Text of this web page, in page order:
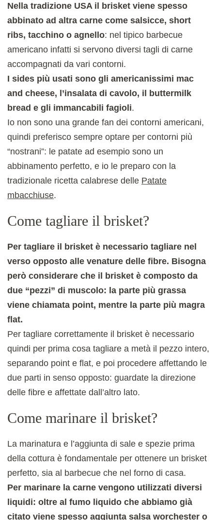
Nella tradizione USA il brisket viene spesso
abbinato ad altra carne come salsicce, short
ribs, tacchino o agnello: nel tipico barbecue
americano infatti si servono diversi tagli di carne
accompagnati da vari contorni.
I sides più usati sono gli americanissimi mac
and cheese, l’insalata di cavolo, il buttermilk
bread e gli immancabili fagioli.
Io non sono una grande fan dei contorni americani,
quindi preferisco sempre optare per contorni più
“nostrani”: le patate ad esempio sono un
abbinamento perfetto, e io le preparo con la
tradizionale ricetta calabrese delle Patate
mbacchiuse.
Come tagliare il brisket?
Per tagliare il brisket è necessario tagliare nel
verso opposto alle venature delle fibre. Bisogna
però considerare che il brisket è composto da
due “pezzi” di muscolo: la parte più grassa
viene chiamata point, mentre la parte più magra
flat.
Per tagliare correttamente il brisket è necessario
quindi per prima cosa tagliare a metà il pezzo intero,
separando point e flat, e poi procedere affettando le
due parti in senso opposto: guardate la direzione
delle fibre e affettate dall’altro lato.
Come marinare il brisket?
La marinatura e l’aggiunta di sale e spezie prima
della cottura è fondamentale per ottenere un brisket
perfetto, sia al barbecue che nel forno di casa.
Per marinare la carne vengono utilizzati diversi
liquidi: oltre al fumo liquido che abbiamo già
citato viene spesso aggiunta salsa worchester o